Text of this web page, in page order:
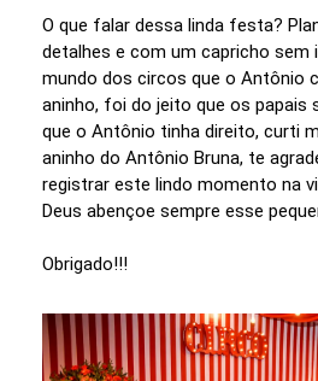
O que falar dessa linda festa?
detalhes e com um capricho sem
mundo dos circos que o Antônio
aninho, foi do jeito que os papais
que o Antônio tinha direito, curti
aninho do Antônio Bruna, te
registrar este lindo momento na
Deus abençoe sempre esse
Obrigado!!!